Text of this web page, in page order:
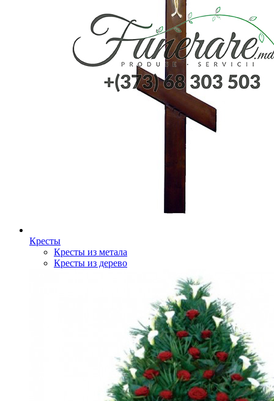
Кресты
Кресты из метала
Кресты из дерево